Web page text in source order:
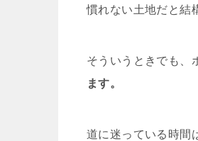
慣れない土地だと結
そういうときでも、
ます。
道に迷っている時間